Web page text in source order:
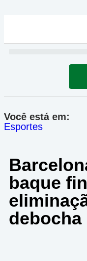
Você está em:
Esportes
baque
debocha